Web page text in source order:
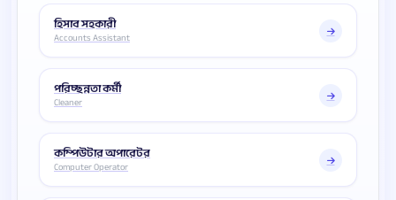
হিসাব সহকারী
Accounts Assistant
পরিচ্ছন্নতা কর্মী
Cleaner
কম্পিউটার অপারেটর
Computer Operator